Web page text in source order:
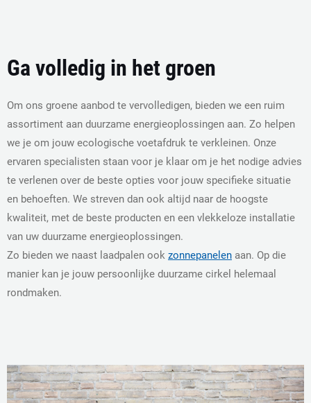
Ga volledig in het groen
Om ons groene aanbod te vervolledigen, bieden we een ruim
assortiment aan duurzame energieoplossingen aan. Zo helpen
we je om jouw ecologische voetafdruk te verkleinen. Onze
ervaren specialisten staan voor je klaar om je het nodige advies
te verlenen over de beste opties voor jouw specifieke situatie
en behoeften. We streven dan ook altijd naar de hoogste
kwaliteit, met de beste producten en een vlekkeloze installatie
van uw duurzame energieoplossingen.
Zo bieden we naast laadpalen ook zonnepanelen aan. Op die
manier kan je jouw persoonlijke duurzame cirkel helemaal
rondmaken.